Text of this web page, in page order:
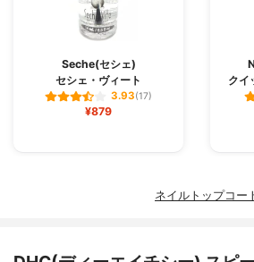
Seche(セシェ)
セシェ・ヴィート
3.93(17)
¥879
クイ
ネイルトップコー